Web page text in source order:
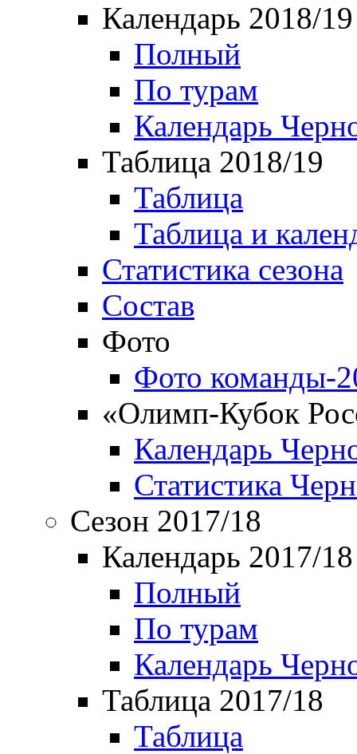
Календарь 2018/19
Полный
По турам
Календарь
Таблица 2018/19
Таблица
Таблица и
Статистика сезона
Состав
Фото
Фото команды-
«Олимп-Кубок
Календарь
Статистика
Сезон 2017/18
Календарь 2017/18
Полный
По турам
Календарь
Таблица 2017/18
Таблица